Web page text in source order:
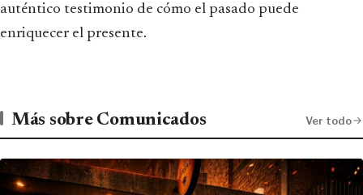
auténtico testimonio de cómo el pasado puede
enriquecer el presente.
Más sobre Comunicados Ver todo